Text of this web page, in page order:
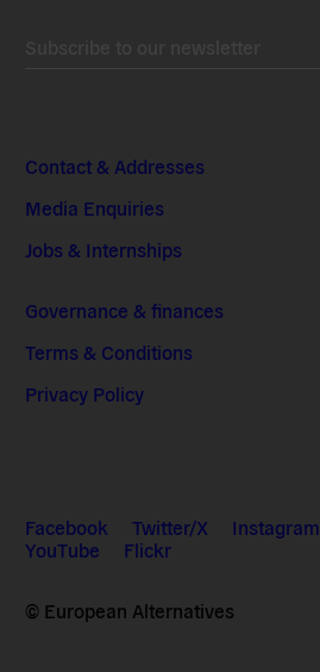
Contact & Addresses
Media Enquiries
Jobs & Internships
Governance & finances
Terms & Conditions
Privacy Policy
Facebook Twitter/X Instagram
YouTube
Flickr
© European Alternatives